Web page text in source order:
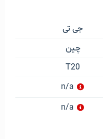
جی تی
چین
T20
n/a
n/a